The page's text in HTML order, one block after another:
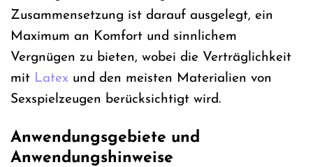
Zusammensetzung ist darauf ausgelegt, ein
Maximum an Komfort und sinnlichem
Vergnügen zu bieten, wobei die Verträglichkeit
mit Latex und den meisten Materialien von
Sexspielzeugen berücksichtigt wird.
Anwendungsgebiete und
Anwendungshinweise